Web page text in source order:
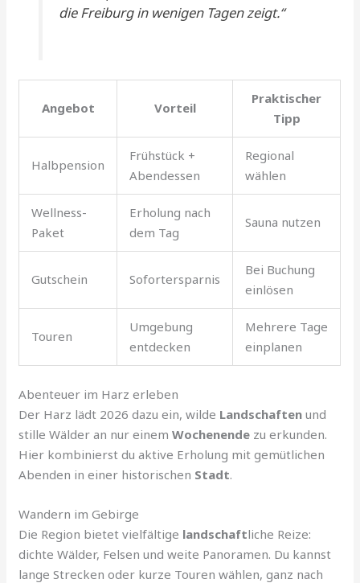
die Freiburg in wenigen Tagen zeigt.“
Angebot Vorteil
Praktischer
Tipp
Halbpension
Frühstück +
Abendessen
Regional
wählen
Wellness-
Paket
Erholung nach
dem Tag
Sauna nutzen
Gutschein Sofortersparnis
Bei Buchung
einlösen
Touren
Umgebung
entdecken
Mehrere Tage
einplanen
Abenteuer im Harz erleben
Der Harz lädt 2026 dazu ein, wilde Landschaften und
stille Wälder an nur einemWochenende zu erkunden.
Hier kombinierst du aktive Erholung mit gemütlichen
Abenden in einer historischen Stadt.
Wandern im Gebirge
Die Region bietet vielfältige landschaftliche Reize:
dichte Wälder, Felsen und weite Panoramen. Du kannst
lange Strecken oder kurze Touren wählen, ganz nach